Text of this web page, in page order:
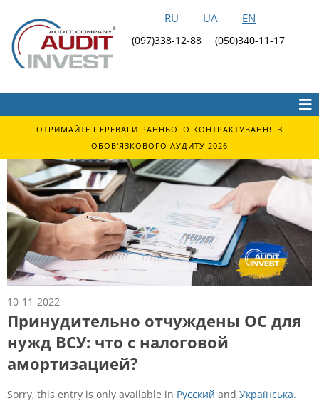
RU UA EN
(097)338-12-88 (050)340-11-17
ОТРИМАЙТЕ ПЕРЕВАГИ РАННЬОГО КОНТРАКТУВАННЯ З
ОБОВ'ЯЗКОВОГО АУДИТУ 2026
10-11-2022
Принудительно отчуждены ОС для
нужд ВСУ: что с налоговой
амортизацией?
Sorry, this entry is only available in Русский and Українська.